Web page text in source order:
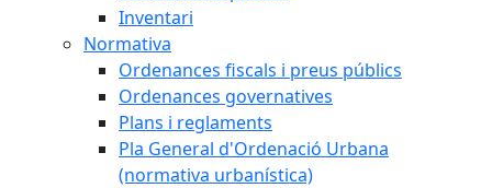
Inventari
Normativa
Ordenances fiscals i preus públics
Ordenances governatives
Plans i reglaments
Pla General d'Ordenació Urbana
(normativa urbanística)